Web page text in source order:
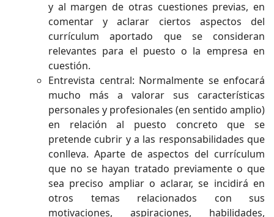
y al margen de otras cuestiones previas, en
comentar y aclarar ciertos aspectos del
currículum aportado que se consideran
relevantes para el puesto o la empresa en
cuestión.
Entrevista central: Normalmente se enfocará
mucho más a valorar sus características
personales y profesionales (en sentido amplio)
en relación al puesto concreto que se
pretende cubrir y a las responsabilidades que
conlleva. Aparte de aspectos del currículum
que no se hayan tratado previamente o que
sea preciso ampliar o aclarar, se incidirá en
otros temas relacionados con sus
motivaciones, aspiraciones, habilidades,